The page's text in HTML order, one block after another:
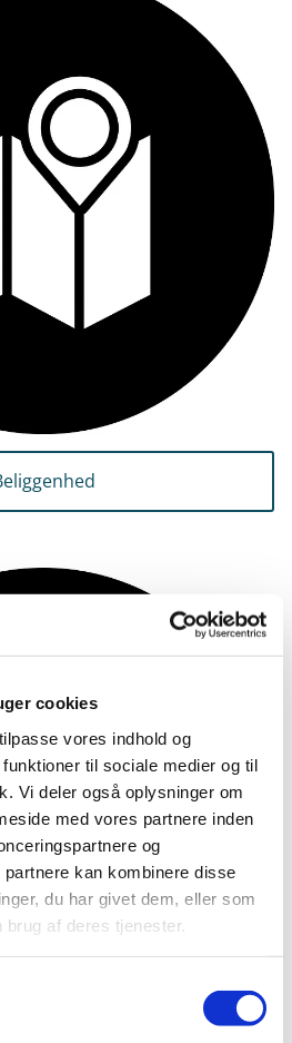
cookies
vores indhold og
til sociale medier og til
Vi deler også oplysninger om
med vores partnere inden
og
kan kombinere disse
du har givet dem, eller som
af deres tjenester.